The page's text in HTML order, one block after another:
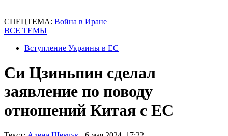
СПЕЦТЕМА: Война в Иране
ВСЕ ТЕМЫ
Вступление Украины в ЕС
Си Цзиньпин сделал
заявление по поводу
отношений Китая с ЕС